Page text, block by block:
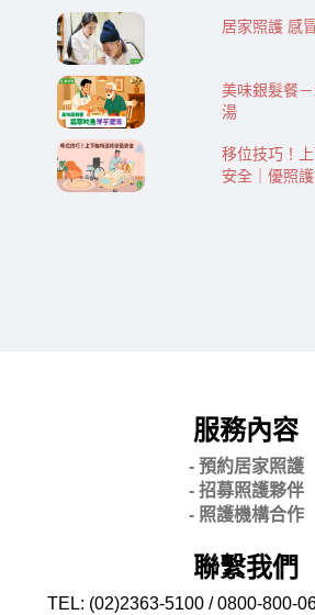
居家照護 感
美味銀髮餐
湯
移位技巧！
安全｜優照
服務內容
- 預約居家照護
- 招募照護夥伴
- 照護機構合作
聯繫我們
TEL: (02)2363-5100 / 0800-800-